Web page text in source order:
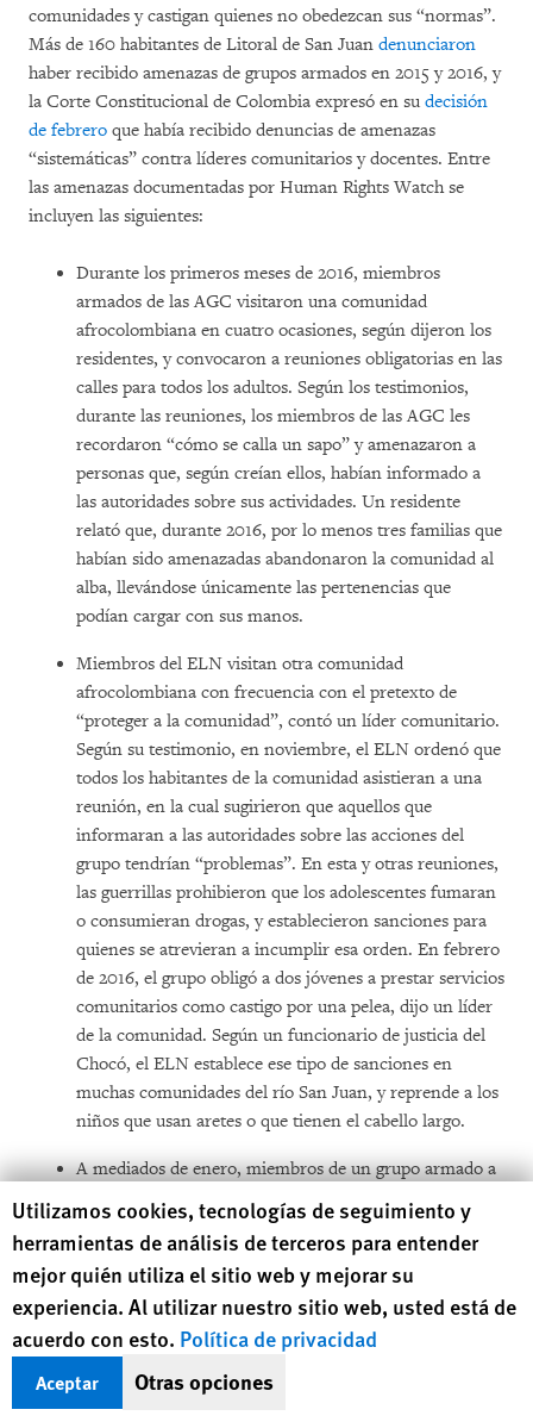
comunidades y castigan quienes no obedezcan sus “normas”.
Más de 160 habitantes de Litoral de San Juan denunciaron
haber recibido amenazas de grupos armados en 2015 y 2016, y
la Corte Constitucional de Colombia expresó en su decisión
de febrero que había recibido denuncias de amenazas
“sistemáticas” contra líderes comunitarios y docentes. Entre
las amenazas documentadas por Human Rights Watch se
incluyen las siguientes:
Durante los primeros meses de 2016, miembros
armados de las AGC visitaron una comunidad
afrocolombiana en cuatro ocasiones, según dijeron los
residentes, y convocaron a reuniones obligatorias en las
calles para todos los adultos. Según los testimonios,
durante las reuniones, los miembros de las AGC les
recordaron “cómo se calla un sapo” y amenazaron a
personas que, según creían ellos, habían informado a
las autoridades sobre sus actividades. Un residente
relató que, durante 2016, por lo menos tres familias que
habían sido amenazadas abandonaron la comunidad al
alba, llevándose únicamente las pertenencias que
podían cargar con sus manos.
Miembros del ELN visitan otra comunidad
afrocolombiana con frecuencia con el pretexto de
“proteger a la comunidad”, contó un líder comunitario.
Según su testimonio, en noviembre, el ELN ordenó que
todos los habitantes de la comunidad asistieran a una
reunión, en la cual sugirieron que aquellos que
informaran a las autoridades sobre las acciones del
grupo tendrían “problemas”. En esta y otras reuniones,
las guerrillas prohibieron que los adolescentes fumaran
o consumieran drogas, y establecieron sanciones para
quienes se atrevieran a incumplir esa orden. En febrero
de 2016, el grupo obligó a dos jóvenes a prestar servicios
comunitarios como castigo por una pelea, dijo un líder
de la comunidad. Según un funcionario de justicia del
Chocó, el ELN establece ese tipo de sanciones en
muchas comunidades del río San Juan, y reprende a los
niños que usan aretes o que tienen el cabello largo.
A mediados de enero, miembros de un grupo armado a
quien un líder local describió como “los dueños del río”
reprendieron a personas de una comunidad wounaan
que vive a la vera del río San Juan, y las acusaron de
haber solicitado la protección de la Armada. Los líderes
negaron haber solicitado tal protección, pero se
comprometieron a que la comunidad castigaría a
aquellos que el grupo armado identificara como
responsables. “Que no hagan lo que han hecho en otras
Human Rights Watch cookie preferences
Utilizamos cookies, tecnologías de seguimiento y
herramientas de análisis de terceros para entender
mejor quién utiliza el sitio web y mejorar su
experiencia. Al utilizar nuestro sitio web, usted está de
acuerdo con esto. Política de privacidad
Aceptar Otras opciones